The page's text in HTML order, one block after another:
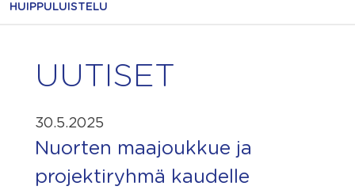
HUIPPULUISTELU
UUTISET
30.5.2025
Nuorten maajoukkue ja
projektiryhmä kaudelle